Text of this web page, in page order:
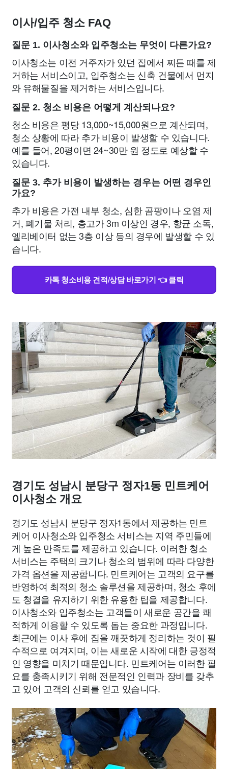
이사/입주 청소 FAQ
질문 1. 이사청소와 입주청소는 무엇이 다른가요?
이사청소는 이전 거주자가 있던 집에서 찌든 때를 제
거하는 서비스이고, 입주청소는 신축 건물에서 먼지
와 유해물질을 제거하는 서비스입니다.
질문 2. 청소 비용은 어떻게 계산되나요?
청소 비용은 평당 13,000~15,000원으로 계산되며,
청소 상황에 따라 추가 비용이 발생할 수 있습니다.
예를 들어, 20평이면 24~30만 원 정도로 예상할 수
있습니다.
질문 3. 추가 비용이 발생하는 경우는 어떤 경우인
가요?
추가 비용은 가전 내부 청소, 심한 곰팡이나 오염 제
거, 폐기물 처리, 층고가 3m 이상인 경우, 항균 소독,
엘리베이터 없는 3층 이상 등의 경우에 발생할 수 있
습니다.
카톡 청소비용 견적/상담 바로가기 👈 클릭
경기도 성남시 분당구 정자1동 민트케어
이사청소 개요
경기도 성남시 분당구 정자1동에서 제공하는 민트
케어 이사청소와 입주청소 서비스는 지역 주민들에
게 높은 만족도를 제공하고 있습니다. 이러한 청소
서비스는 주택의 크기나 청소의 범위에 따라 다양한
가격 옵션을 제공합니다. 민트케어는 고객의 요구를
반영하여 최적의 청소 솔루션을 제공하며, 청소 후에
도 청결을 유지하기 위한 유용한 팁을 제공합니다.
이사청소와 입주청소는 고객들이 새로운 공간을 쾌
적하게 이용할 수 있도록 돕는 중요한 과정입니다.
최근에는 이사 후에 집을 깨끗하게 정리하는 것이 필
수적으로 여겨지며, 이는 새로운 시작에 대한 긍정적
인 영향을 미치기 때문입니다. 민트케어는 이러한 필
요를 충족시키기 위해 전문적인 인력과 장비를 갖추
고 있어 고객의 신뢰를 얻고 있습니다.